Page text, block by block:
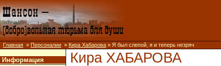
Главная » Персоналии » Кира Хабарова » Я был слепой, я и теперь незряч
Информация Кира ХАБАРОВА